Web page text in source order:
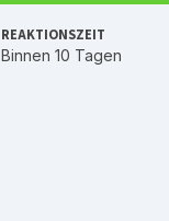
REAKTIONSZEIT
Binnen 10 Tagen